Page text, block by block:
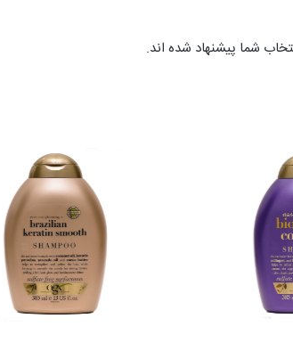
شما پیشنهاد شده اند.